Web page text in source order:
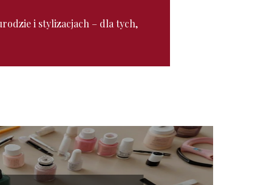
i stylizacjach – dla tych,